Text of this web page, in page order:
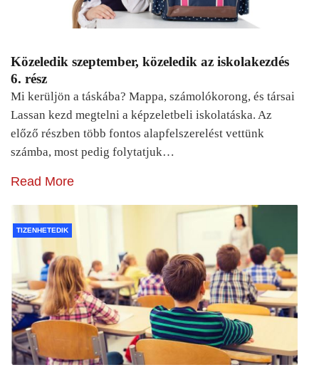
Közeledik szeptember, közeledik az iskolakezdés
6. rész
Mi kerüljön a táskába? Mappa, számolókorong, és társai
Lassan kezd megtelni a képzeletbeli iskolatáska. Az
előző részben több fontos alapfelszerelést vettünk
számba, most pedig folytatjuk…
Read More
TIZENHETEDIK